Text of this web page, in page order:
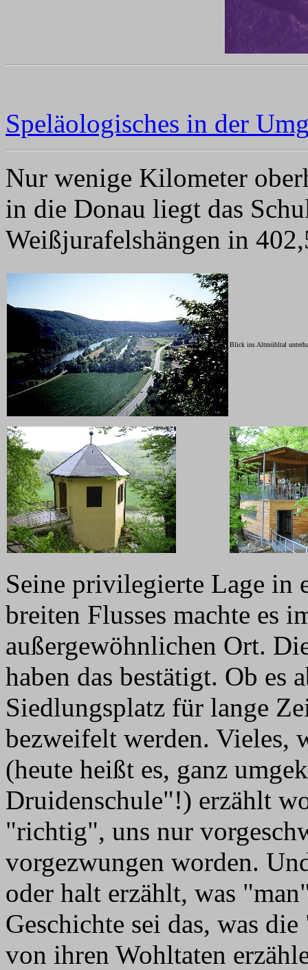
Speläologisches in der
Nur wenige Kilometer
in die Donau liegt das
Weißjurafelshängen in
Blick ins Altmühltal
Seine privilegierte Lage in
breiten Flusses machte es
außergewöhnlichen Ort.
haben das bestätigt. Ob es
Siedlungsplatz für lange
bezweifelt werden. Vieles,
(heute heißt es, ganz
Druidenschule"!) erzählt
"richtig", uns nur
vorgezwungen worden.
oder halt erzählt, was
Geschichte sei das, was
von ihren Wohltaten